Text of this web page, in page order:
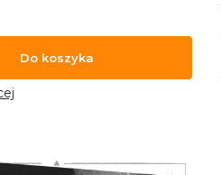
Do koszyka